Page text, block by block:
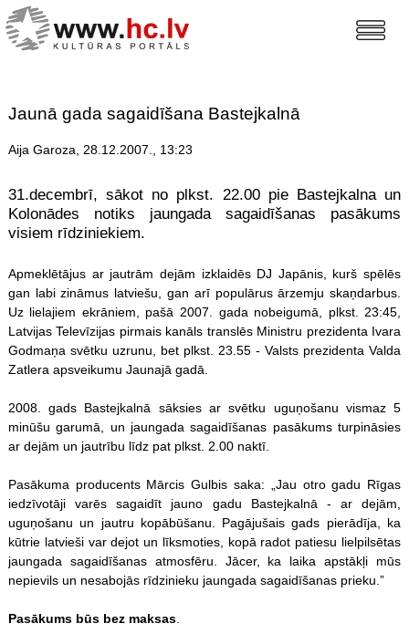
Jaunā gada sagaidīšana Bastejkalnā
Aija Garoza, 28.12.2007., 13:23
31.decembrī, sākot no plkst. 22.00 pie Bastejkalna un
Kolonādes notiks jaungada sagaidīšanas pasākums
visiem rīdziniekiem.
Apmeklētājus ar jautrām dejām izklaidēs DJ Japānis, kurš spēlēs
gan labi zināmus latviešu, gan arī populārus ārzemju skaņdarbus.
Uz lielajiem ekrāniem, pašā 2007. gada nobeigumā, plkst. 23:45,
Latvijas Televīzijas pirmais kanāls translēs Ministru prezidenta Ivara
Godmaņa svētku uzrunu, bet plkst. 23.55 - Valsts prezidenta Valda
Zatlera apsveikumu Jaunajā gadā.
2008. gads Bastejkalnā sāksies ar svētku uguņošanu vismaz 5
minūšu garumā, un jaungada sagaidīšanas pasākums turpināsies
ar dejām un jautrību līdz pat plkst. 2.00 naktī.
Pasākuma producents Mārcis Gulbis saka: „Jau otro gadu Rīgas
iedzīvotāji varēs sagaidīt jauno gadu Bastejkalnā - ar dejām,
uguņošanu un jautru kopābūšanu. Pagājušais gads pierādīja, ka
kūtrie latvieši var dejot un līksmoties, kopā radot patiesu lielpilsētas
jaungada sagaidīšanas atmosfēru. Jācer, ka laika apstākļi mūs
nepievils un nesabojās rīdzinieku jaungada sagaidīšanas prieku.”
Pasākums būs bez maksas.